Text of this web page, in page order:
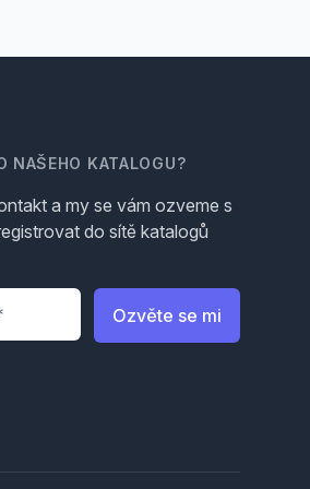
NAŠEHO KATALOGU?
a my se vám ozveme s
do sítě katalogů
Ozvěte se mi